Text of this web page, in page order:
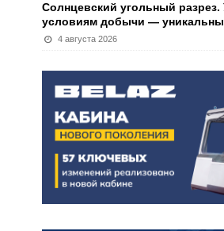
Солнцевский угольный
условиям добычи —
4 августа 2026